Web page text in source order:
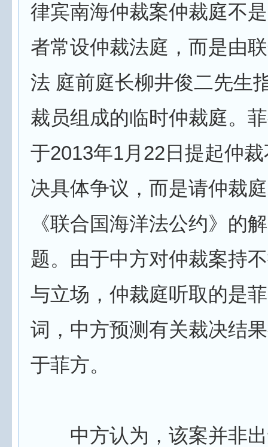
律宾南海仲裁案仲裁庭不
者常设仲裁法庭，而是由
法 庭前庭长柳井俊二先生
裁员组成的临时仲裁庭。
于2013年1月22日提起仲
决具体争议，而是请仲裁
《联合国海洋法公约》的
题。由于中方对仲裁案持
与立场，仲裁庭听取的是
词，中方预测有关裁决结
于菲方。
中方认为，该案并非出